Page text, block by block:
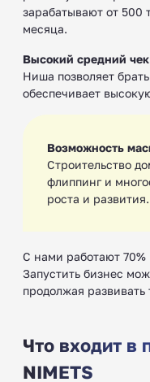
зарабатывают от 500
месяца.
Высокий средний
Ниша позволяет
обеспечивает
Возможность
Строительство
флиппинг и
роста и развития.
С нами работают
Запустить бизнес
продолжая
Что входит в
NIMETS